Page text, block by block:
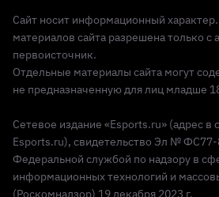
Сайт носит информационный
материалов сайта разрешена только с
первоисточник.
Отдельные материалы сайта могут
не предназначенную для лиц младше
Сетевое издание «Esports.ru» (адрес в
Esports.ru), свидетельство Эл №
Федеральной службой по надзору в
информационных технологий и
(Роскомнадзор) 19 декабря 2023 г.